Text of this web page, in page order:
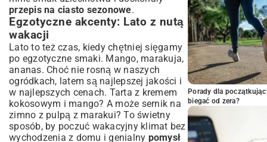
przepis na ciasto sezonowe.
Egzotyczne akcenty: Lato z nutą
wakacji
Lato to też czas, kiedy chętniej sięgamy
po egzotyczne smaki. Mango, marakuja,
ananas. Choć nie rosną w naszych
ogródkach, latem są najlepszej jakości i
w najlepszych cenach. Tarta z kremem
kokosowym i mango? A może sernik na
zimno z pulpą z marakui? To świetny
sposób, by poczuć wakacyjny klimat bez
wychodzenia z domu i genialny pomysł
Porady dla
biegać od zera?